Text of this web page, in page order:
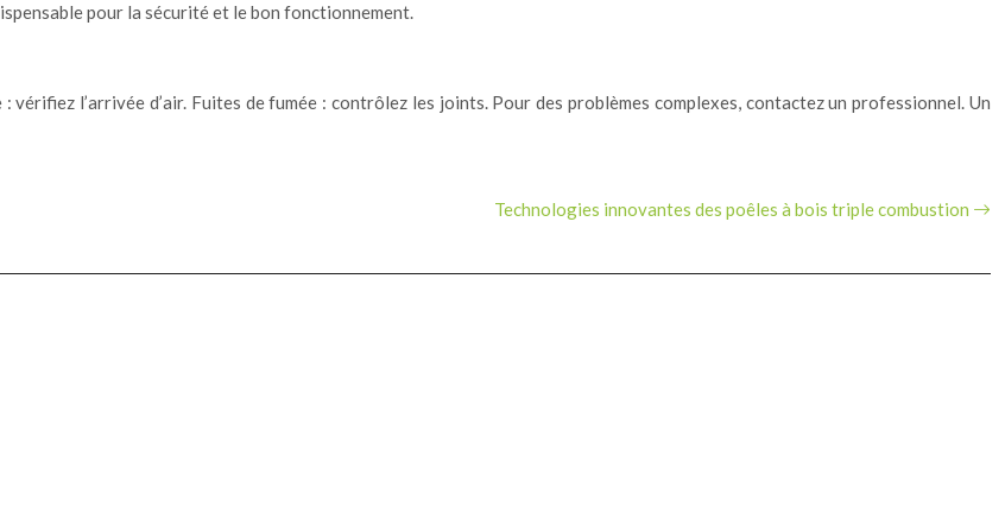
pour la sécurité et le bon fonctionnement.
l’arrivée d’air. Fuites de fumée : contrôlez les joints. Pour des problèmes complexes, contactez un professionnel. Un
Technologies innovantes des poêles à bois triple combustion